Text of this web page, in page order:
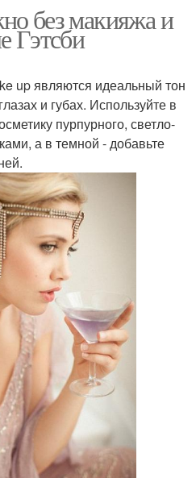
без макияжа и
Гэтсби
up являются идеальный тон
и губах. Используйте в
пурпурного, светло-
а в темной - добавьте